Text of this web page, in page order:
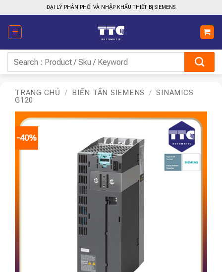
qua
nội
dung
ĐẠI LÝ PHÂN PHỐI VÀ NHẬP KHẨU THIẾT BỊ SIEMENS
kiếm:
TRANG CHỦ / BIẾN TẦN SIEMENS / SINAMICS
G120
-40%